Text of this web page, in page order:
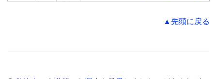
▲先頭に戻る